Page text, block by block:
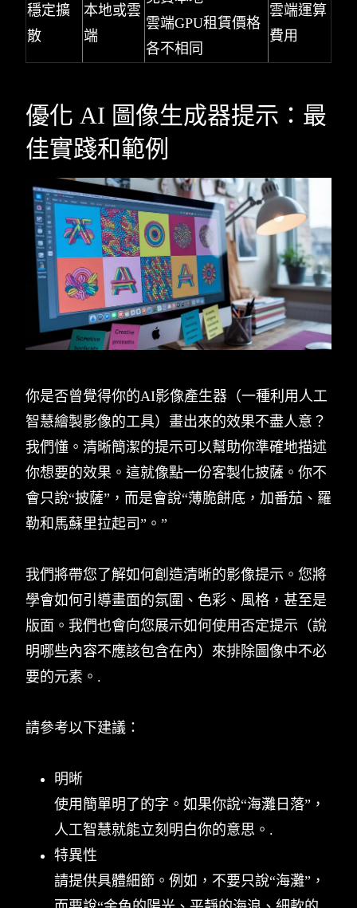
穩定擴
散
本地或雲
端
雲端GPU租賃價格
各不相同
雲端運算
費用
優化 AI 圖像生成器提示：最
佳實踐和範例
你是否曾覺得你的AI影像產生器（一種利用人工
智慧繪製影像的工具）畫出來的效果不盡人意？
我們懂。清晰簡潔的提示可以幫助你準確地描述
你想要的效果。這就像點一份客製化披薩。你不
會只說“披薩”，而是會說“薄脆餅底，加番茄、羅
勒和馬蘇里拉起司”。”
我們將帶您了解如何創造清晰的影像提示。您將
學會如何引導畫面的氛圍、色彩、風格，甚至是
版面。我們也會向您展示如何使用否定提示（說
明哪些內容不應該包含在內）來排除圖像中不必
要的元素。.
請參考以下建議：
明晰
使用簡單明了的字。如果你說“海灘日落”，
人工智慧就能立刻明白你的意思。.
特異性
請提供具體細節。例如，不要只說“海灘”，